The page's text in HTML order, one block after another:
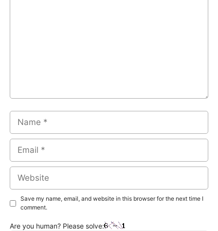
Name
Email
Website
Save my name, email, and website in this browser for the next time I
comment.
Are you human? Please solve: